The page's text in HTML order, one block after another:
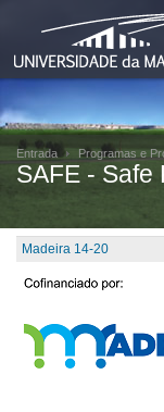
Entrada Programas e
SAFE - Safe
Madeira 14-20